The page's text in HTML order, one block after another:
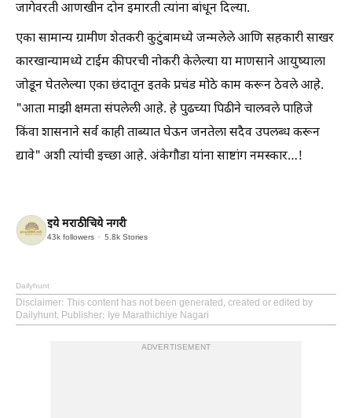
जागेवरती आणखीन दोन इमारती त्यांना बांधून दिल्या.
एका सामान्य ग्रामीण शेतकरी कुटुंबामध्ये जन्मलेले आणि सहकारी साखर
कारखान्यामध्ये टाईम कीपरची नोकरी केलेल्या या माणसाने आयुष्याला
जोडून घेतलेल्या एका छंदातून इतके प्रचंड मोठे काम करून ठेवले आहे.
"आता माझी क्षमता संपलेली आहे. हे पुढच्या पिढीने चालवले पाहिजे
किंवा शासनाने सर्व काही ताब्यात घेऊन जनतेला सदैव उपलब्ध करून
द्यावे" अशी त्यांची इच्छा आहे. अंकेगौडा यांना साष्टांग नमस्कार…!
इये मराठीचिये नगरी
43k followers 5.8k Stories
Dailyhunt
Disclaimer: This content has not been generated, created or edited by
Dailyhunt. Publisher: Iye Marathichiye Nagari
ADVERTISEMENT